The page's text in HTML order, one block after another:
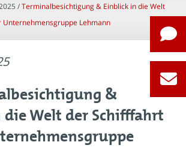
/Terminalbesichtigung & Einblick in die Welt
Lehmann
&
Welt der Schifffahrt